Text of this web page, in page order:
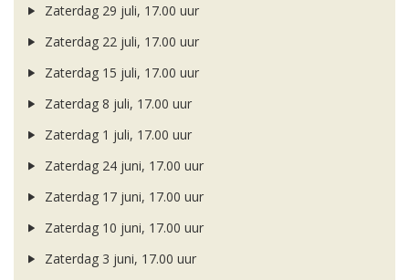
Zaterdag 29 juli, 17.00 uur
Zaterdag 22 juli, 17.00 uur
Zaterdag 15 juli, 17.00 uur
Zaterdag 8 juli, 17.00 uur
Zaterdag 1 juli, 17.00 uur
Zaterdag 24 juni, 17.00 uur
Zaterdag 17 juni, 17.00 uur
Zaterdag 10 juni, 17.00 uur
Zaterdag 3 juni, 17.00 uur